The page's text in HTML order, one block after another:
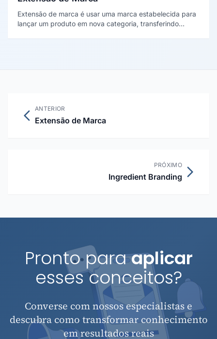
Extensão de marca é usar uma marca estabelecida para
lançar um produto em nova categoria, transferindo
ANTERIOR
Extensão de Marca
PRÓXIMO
Ingredient Branding
Pronto paraaplicar
esses conceitos?
Converse com nossos especialistas e
descubra como transformar conhecimento
em resultados reais